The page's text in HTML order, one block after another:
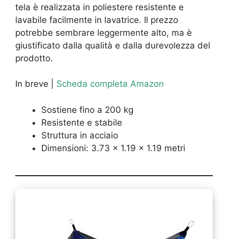
tela è realizzata in poliestere resistente e
lavabile facilmente in lavatrice. Il prezzo
potrebbe sembrare leggermente alto, ma è
giustificato dalla qualità e dalla durevolezza del
prodotto.
In breve | Scheda completa Amazon
Sostiene fino a 200 kg
Resistente e stabile
Struttura in acciaio
Dimensioni: 3.73 x 1.19 x 1.19 metri